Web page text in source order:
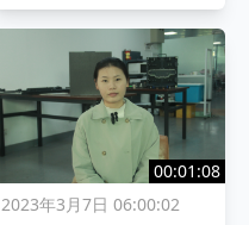
00:01:08
2023年3月7日 06:00:02